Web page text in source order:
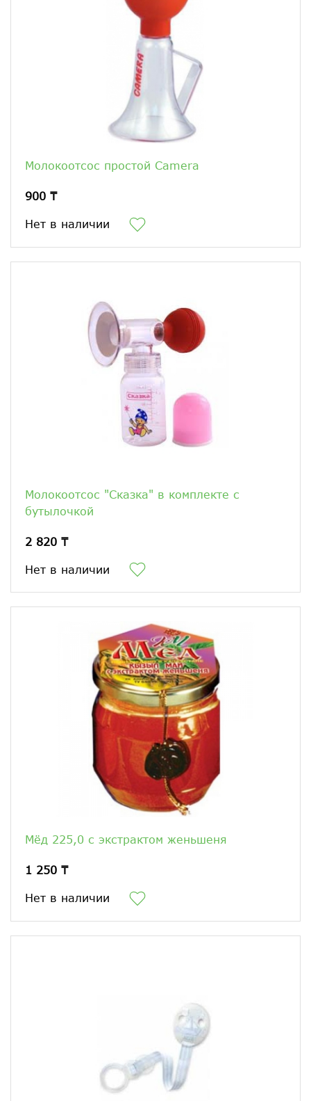
Молокоотсос простой Camera
900 ₸
Нет в наличии
Молокоотсос "Сказка" в комплекте с
бутылочкой
2 820 ₸
Нет в наличии
Мёд 225,0 с экстрактом женьшеня
1 250 ₸
Нет в наличии